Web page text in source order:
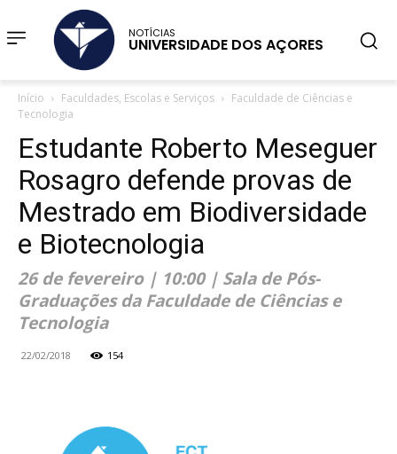
NOTÍCIAS
UNIVERSIDADE DOS AÇORES
Início Faculdades, Escolas e Serviços
Faculdade de Ciências e
Tecnologia
Estudante Roberto Meseguer
Rosagro defende provas de
Mestrado em Biodiversidade
e Biotecnologia
26 de fevereiro | 10:00 | Sala de Pós-
Graduações da Faculdade de Ciências e
Tecnologia
22/02/2018 154